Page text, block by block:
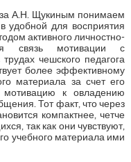
за А.Н. Щукиным понимаем
удобной для восприятия
активного личностно-
связь мотивации с
чешского педагога
более эффективному
материала за счет его
мотивацию к овладению
Тот факт, что через
компактнее, четче
так как они чувствуют,
учебного материала ими